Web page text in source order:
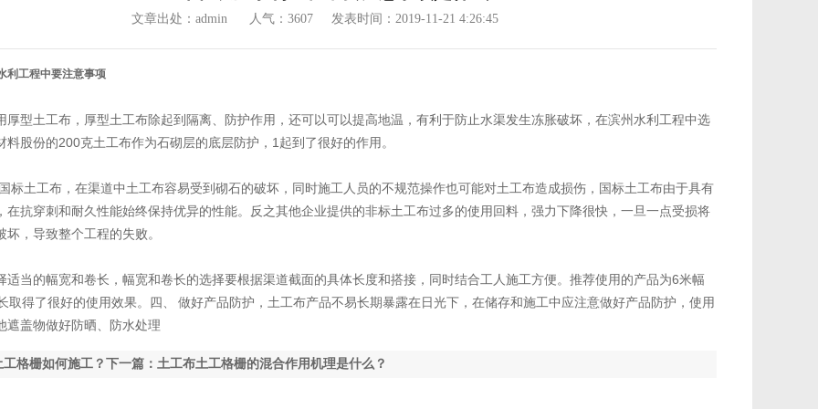
文章出处：admin 人气：3607 发表时间：2019-11-21 4:26:45
利工程中要注意事项
厚型土工布，厚型土工布除起到隔离、防护作用，还可以可以提高地温，有利于防止水渠发生冻胀破坏，在滨州水利工程中选
料股份的200克土工布作为石砌层的底层防护，1起到了很好的作用。
标土工布，在渠道中土工布容易受到砌石的破坏，同时施工人员的不规范操作也可能对土工布造成损伤，国标土工布由于具有
在抗穿刺和耐久性能始终保持优异的性能。反之其他企业提供的非标土工布过多的使用回料，强力下降很快，一旦一点受损将
坏，导致整个工程的失败。
适当的幅宽和卷长，幅宽和卷长的选择要根据渠道截面的具体长度和搭接，同时结合工人施工方便。推荐使用的产品为6米幅
取得了很好的使用效果。四、 做好产品防护，土工布产品不易长期暴露在日光下，在储存和施工中应注意做好产品防护，使用
遮盖物做好防晒、防水处理
格栅如何施工？ 下一篇：土工布土工格栅的混合作用机理是什么？